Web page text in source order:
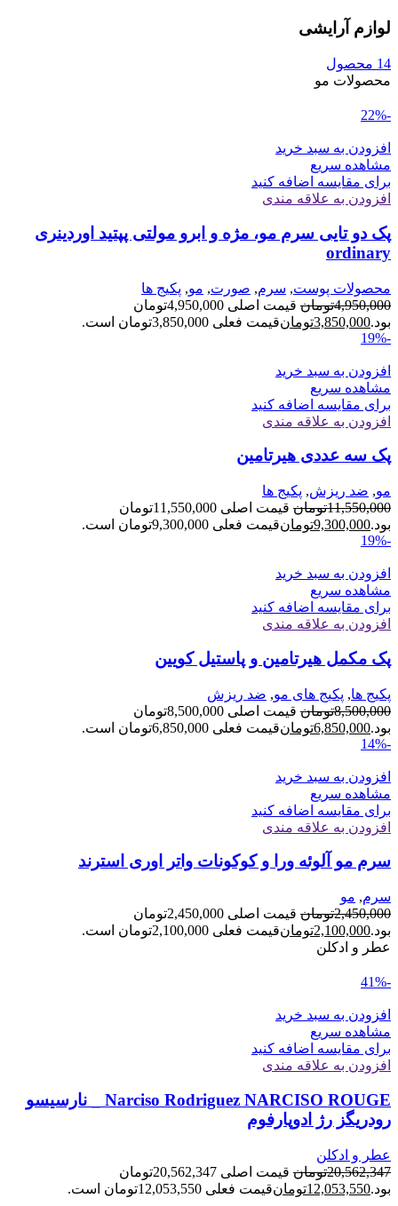
لوازم آرایشی
14 محصول
محصولات مو
-22%
افزودن به سبد خرید
مشاهده سریع
برای مقایسه اضافه کنید
افزودن به علاقه مندی
پک دو تایی سرم مو، مژه و ابرو مولتی پپتید اوردینری
ordinary
محصولات پوست, سرم, صورت, مو, پکیج ها
4,950,000تومان
قیمت اصلی 4,950,000تومان
بود.3,850,000تومانقیمت فعلی 3,850,000تومان است.
-19%
افزودن به سبد خرید
مشاهده سریع
برای مقایسه اضافه کنید
افزودن به علاقه مندی
پک سه عددی هیرتامین
مو, ضد ریزش, پکیج ها
11,550,000تومان
قیمت اصلی 11,550,000تومان
بود.9,300,000تومانقیمت فعلی 9,300,000تومان است.
-19%
افزودن به سبد خرید
مشاهده سریع
برای مقایسه اضافه کنید
افزودن به علاقه مندی
پک مکمل هیرتامین و پاستیل کویین
پکیج ها, پکیج های مو, ضد ریزش
8,500,000تومان
قیمت اصلی 8,500,000تومان
بود.6,850,000تومانقیمت فعلی 6,850,000تومان است.
-14%
افزودن به سبد خرید
مشاهده سریع
برای مقایسه اضافه کنید
افزودن به علاقه مندی
سرم مو آلوئه ورا و کوکونات واتر اوری استرند
سرم, مو
2,450,000تومان
قیمت اصلی 2,450,000تومان
بود.2,100,000تومانقیمت فعلی 2,100,000تومان است.
عطر و ادکلن
-41%
افزودن به سبد خرید
مشاهده سریع
برای مقایسه اضافه کنید
افزودن به علاقه مندی
Narciso Rodriguez NARCISO ROUGE _ نارسیسو
رودریگز رژ ادوپارفوم
عطر و ادکلن
20,562,347تومان
قیمت اصلی 20,562,347تومان
بود.12,053,550تومانقیمت فعلی 12,053,550تومان است.